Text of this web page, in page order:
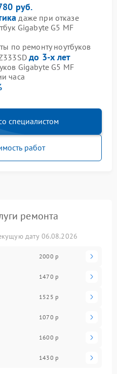
руб.
даже при отказе
Gigabyte G5 MF
по ремонту ноутбуков
до 3-х лет
Gigabyte G5 MF
часа
специалистом
работ
ремонта
дату 06.08.2026
2000 р
1470 р
1525 р
1070 р
1600 р
1430 р